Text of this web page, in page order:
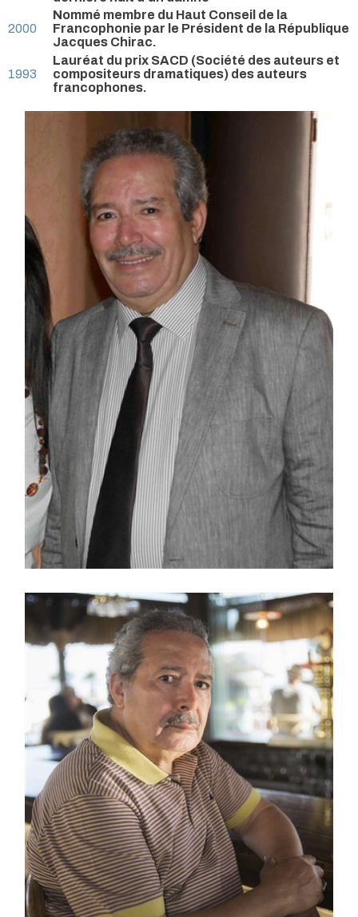
2000
Nommé membre du Haut Conseil de la
Francophonie par le Président de la République
Jacques Chirac.
1993
Lauréat du prix SACD (Société des auteurs et
compositeurs dramatiques) des auteurs
francophones.